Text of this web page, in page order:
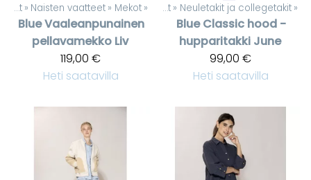
Tuotteet ‪» Naisten vaatteet ‪» Mekot ‪»
BlueVaaleanpunainen
pellavamekko Liv
119,00 €
Heti saatavilla
Tuotteet‪» Naisten vaatteet ‪» Neuletakit ja collegetakit ‪»
Blue Classic hood -
hupparitakki June
99,00 €
Heti saatavilla